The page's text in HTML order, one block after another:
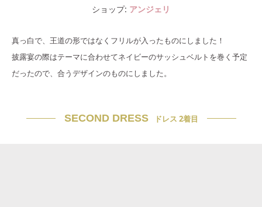
ショップ アンジェリ
真っ白で、王道の形ではなくフリルが入ったものにしました！
披露宴の際はテーマに合わせてネイビーのサッシュベルトを巻く予定
だったので、合うデザインのものにしました。
SECOND DRESS ドレス 2着目